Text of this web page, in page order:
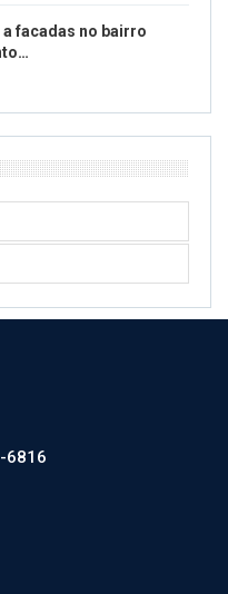
facadas no bairro
6816